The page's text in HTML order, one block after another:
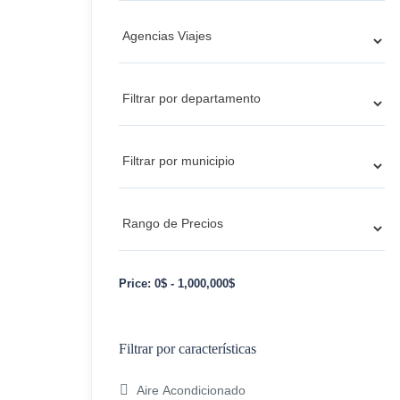
Price: 0$ - 1,000,000$
Filtrar por características
Aire Acondicionado